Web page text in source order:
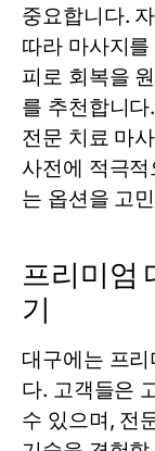
중요합니다.
따라 마사지
피로 회복을
를 추천합니
전문 치료 마
사전에 적극
는 옵션을 고
프리미엄
기
대구에는 프
다. 고객들은
수 있으며, 전